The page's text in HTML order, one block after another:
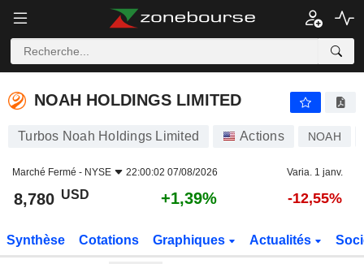
NOAH HOLDINGS LIMITED
NOAH HOLDINGS LIMITED
Turbos Noah Holdings Limited Actions NOAH
Marché Fermé - NYSE 22:00:02 07/08/2026 Varia. 1 janv.
8,780 USD +1,39% -12,55%
Synthèse Cotations Graphiques Actualités